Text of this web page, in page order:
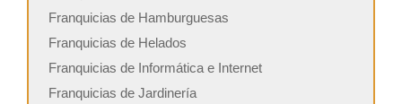
Franquicias de Hamburguesas
Franquicias de Helados
Franquicias de Informática e Internet
Franquicias de Jardinería